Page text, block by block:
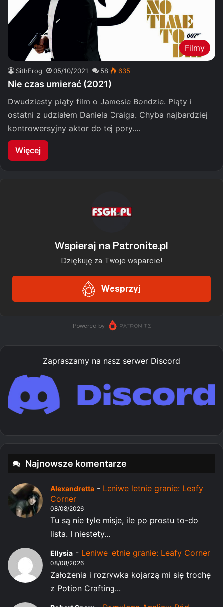
Filmy
SithFrog 05/10/2021 58 635
Nie czas umierać (2021)
Dwudziesty piąty film o Jamesie Bondzie. Piąty i
ostatni z udziałem Daniela Craiga. Chyba najbardziej
kontrowersyjny aktor do tej pory.…
Więcej
Zapraszamy na nasz serwer Discord
Najnowsze komentarze
Alexandretta - Leniwe letnie granie: Leafy
Corner
08/08/2026
Tu są nie tyle misje, ile po prostu to-do
lista. I niestety...
Ellysia - Leniwe letnie granie: Leafy Corner
08/08/2026
Założenia i rozrywka kojarzą mi się trochę
z Potion Crafting...